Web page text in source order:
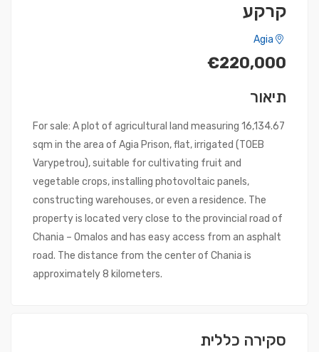
קרקע
€220,000
תיאור
For sale: A plot of agricultural land measuring 16,134.67
sqm in the area of Agia Prison, flat, irrigated (TOEB
Varypetrou), suitable for cultivating fruit and
vegetable crops, installing photovoltaic panels,
constructing warehouses, or even a residence. The
property is located very close to the provincial road of
Chania – Omalos and has easy access from an asphalt
road. The distance from the center of Chania is
approximately 8 kilometers.
סקירה כללית